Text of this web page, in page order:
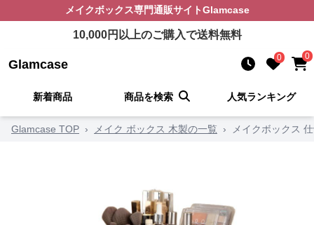
メイクボックス専門通販サイトGlamcase
10,000円以上のご購入で送料無料
Glamcase 0 0
新着商品 商品を検索 人気ランキング
Glamcase TOP › メイク ボックス 木製の一覧 › メイクボックス